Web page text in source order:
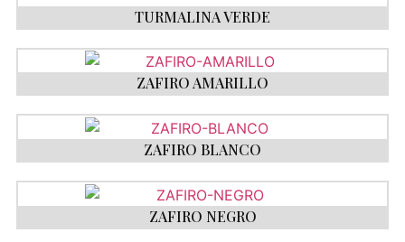
TURMALINA VERDE
ZAFIRO AMARILLO
ZAFIRO BLANCO
ZAFIRO NEGRO